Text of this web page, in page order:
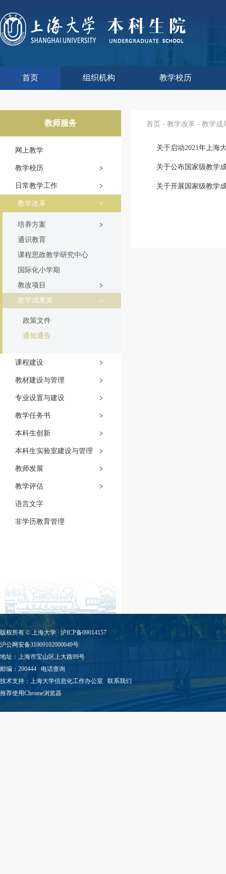
首页 组织机构 教学校历
教师服务
网上教学
教学校历
日常教学工作
教学改革
培养方案
通识教育
课程思政教学研究中心
国际化小学期
教改项目
教学成果奖
政策文件
通知通告
课程建设
教材建设与管理
专业设置与建设
教学任务书
本科生创新
本科生实验室建设与管理
教师发展
教学评估
语言文字
非学历教育管理
首页 - 教学改革 - 教学成
关于启动2021年上海
关于公布国家级教学
关于开展国家级教学
版权所有 ©上海大学
沪ICP备09014157
沪公网安备31009102000049号
地址：上海市宝山区上大路99号
邮编：200444 电话查询
技术支持： 上海大学信息化工作办公室 联系我们
推荐使用Chrome浏览器